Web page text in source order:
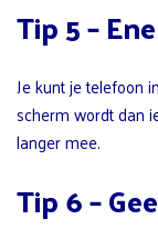
Tip 5 –
Je kunt je telefoon
scherm wordt dan
langer mee.
Tip 6 –